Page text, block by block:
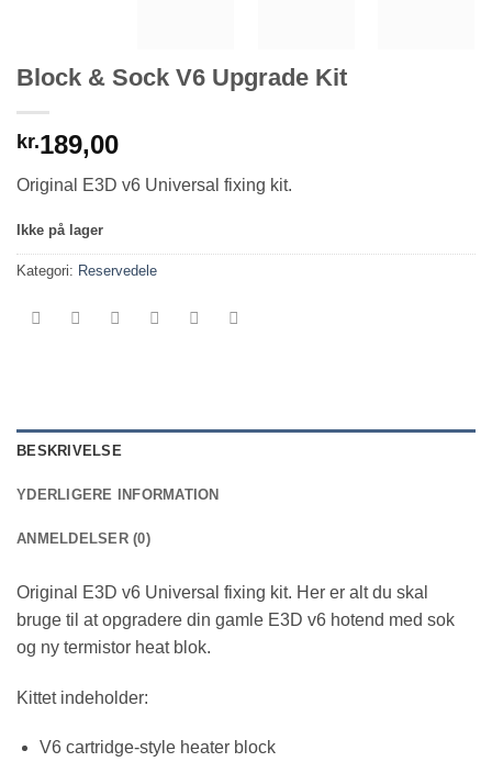
Block & Sock V6 Upgrade Kit
kr.189,00
Original E3D v6 Universal fixing kit.
Ikke på lager
Kategori: Reservedele
BESKRIVELSE
YDERLIGERE INFORMATION
ANMELDELSER (0)
Original E3D v6 Universal fixing kit. Her er alt du skal
bruge til at opgradere din gamle E3D v6 hotend med sok
og ny termistor heat blok.
Kittet indeholder:
V6 cartridge-style heater block